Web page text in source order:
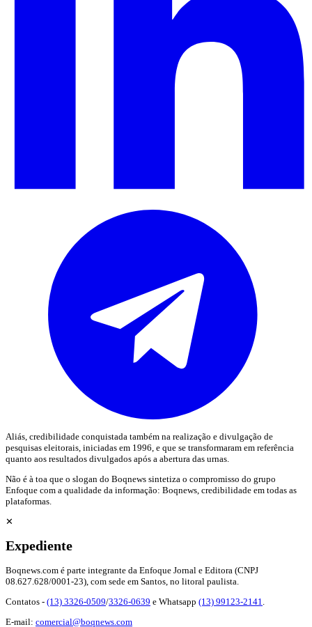
Aliás, credibilidade conquistada também na realização e divulgação de
pesquisas eleitorais, iniciadas em 1996, e que se transformaram em referência
quanto aos resultados divulgados após a abertura das urnas.
Não é à toa que o slogan do Boqnews sintetiza o compromisso do grupo
Enfoque com a qualidade da informação: Boqnews, credibilidade em todas as
plataformas.
✕
Expediente
Boqnews.com é parte integrante da Enfoque Jornal e Editora (CNPJ
08.627.628/0001-23), com sede em Santos, no litoral paulista.
Contatos - (13) 3326-0509/3326-0639 e Whatsapp (13) 99123-2141.
E-mail: comercial@boqnews.com